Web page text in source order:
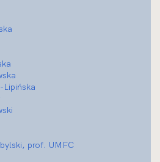
Lipińska
prof. UMFC